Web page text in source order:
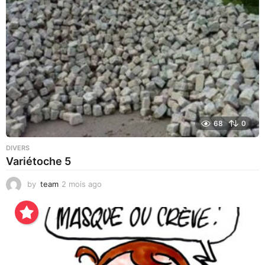
o
68 0
DIVERS
Variétoche 5
by team 2 mois ago
e
m
a
i
n
e